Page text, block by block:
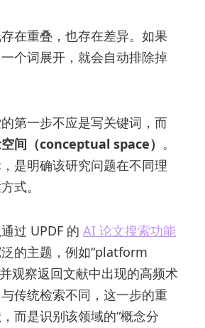
在重叠，也存在差异。如果
个词展开，就会自动排除掉
第一步不应是写关键词，而
间（conceptual space） 。
是明确该研究问题在不同理
式。
过 UPDF 的AI 论文搜索功能
的主题，例如“platform
观察返回文献中出现的高频术
传统检索不同，这一步的重
而是识别该领域的“概念分